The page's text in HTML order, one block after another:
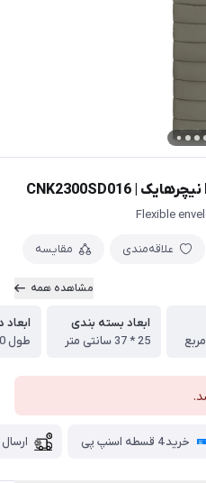
Flexible
علاقه‌مندی مقایسه
مشاهده همه
ابعاد بسته بندی
25 * 37 سانتی متر
ابعاد
طول 220 --- عرض 75 سانتی متر
خرید 4 قسطه اسنپ پی